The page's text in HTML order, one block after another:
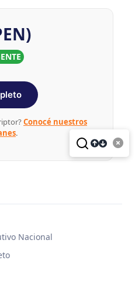
Conocé nuestros
.
Nacional